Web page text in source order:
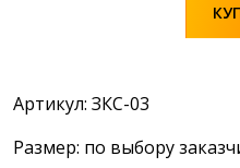
Артикул: ЗКС-03
Размер: по выбору